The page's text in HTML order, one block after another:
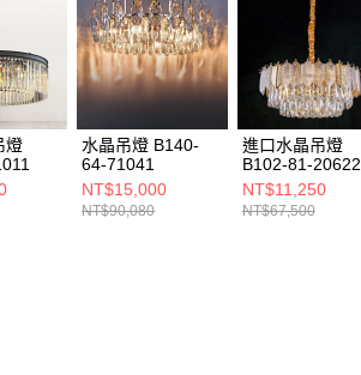
燈
水晶吊燈 B140-
64-71041
NT$15,000
NT$90,080
進口水晶吊燈
B102-81-20622
NT$11,250
NT$67,500